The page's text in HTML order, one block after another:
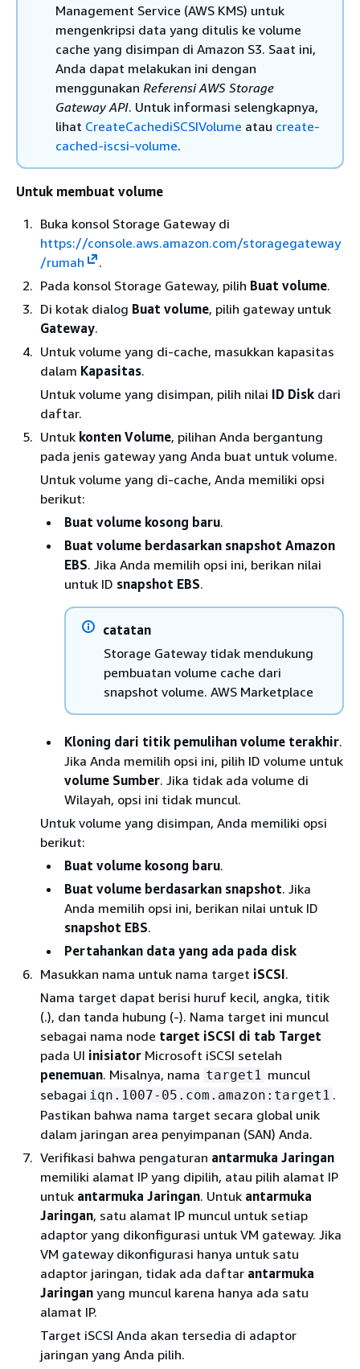
Management Service (AWS KMS) untuk
mengenkripsi data yang ditulis ke volume
cache yang disimpan di Amazon S3. Saat ini,
Anda dapat melakukan ini dengan
menggunakan Referensi AWS Storage
Gateway API. Untuk informasi selengkapnya,
lihat CreateCachediSCSIVolume atau create-
cached-iscsi-volume.
Untuk membuat volume
Buka konsol Storage Gateway di
https://console.aws.amazon.com/storagegateway
/rumah
.
Pada konsol Storage Gateway, pilih Buat volume.
Di kotak dialog Buat volume, pilih gateway untuk
Gateway.
Untuk volume yang di-cache, masukkan kapasitas
dalam Kapasitas.
Untuk volume yang disimpan, pilih nilai ID Disk dari
daftar.
Untuk konten Volume, pilihan Anda bergantung
pada jenis gateway yang Anda buat untuk volume.
Untuk volume yang di-cache, Anda memiliki opsi
berikut:
Buat volume kosong baru.
Buat volume berdasarkan snapshot Amazon
EBS. Jika Anda memilih opsi ini, berikan nilai
untuk ID snapshot EBS.
catatan
Storage Gateway tidak mendukung
pembuatan volume cache dari
snapshot volume. AWS Marketplace
Kloning dari titik pemulihan volume terakhir.
Jika Anda memilih opsi ini, pilih ID volume untuk
volume Sumber. Jika tidak ada volume di
Wilayah, opsi ini tidak muncul.
Untuk volume yang disimpan, Anda memiliki opsi
berikut:
Buat volume kosong baru.
Buat volume berdasarkan snapshot. Jika
Anda memilih opsi ini, berikan nilai untuk ID
snapshot EBS.
Pertahankan data yang ada pada disk
Masukkan nama untuk nama target iSCSI.
Nama target dapat berisi huruf kecil, angka, titik
(.), dan tanda hubung (-). Nama target ini muncul
sebagai nama node target iSCSI di tab Target
pada UI inisiator Microsoft iSCSI setelah
penemuan. Misalnya, nama target1 muncul
sebagai iqn.1007-05.com.amazon:target1 .
Pastikan bahwa nama target secara global unik
dalam jaringan area penyimpanan (SAN) Anda.
Verifikasi bahwa pengaturan antarmuka Jaringan
memiliki alamat IP yang dipilih, atau pilih alamat IP
untuk antarmuka Jaringan. Untuk antarmuka
Jaringan, satu alamat IP muncul untuk setiap
adaptor yang dikonfigurasi untuk VM gateway. Jika
VM gateway dikonfigurasi hanya untuk satu
adaptor jaringan, tidak ada daftar antarmuka
Jaringan yang muncul karena hanya ada satu
alamat IP.
Target iSCSI Anda akan tersedia di adaptor
jaringan yang Anda pilih.